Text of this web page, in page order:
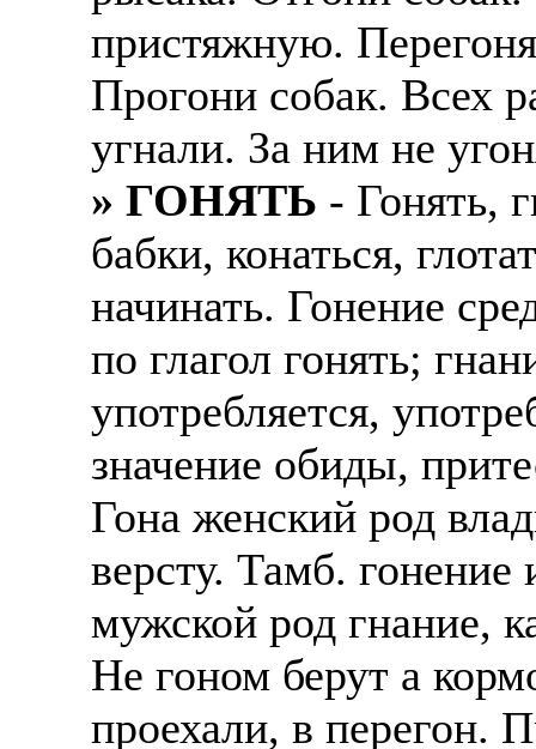
пристяжную.
Прогони собак. Всех
угнали. За ним не
» ГОНЯТЬ - Гонять,
бабки, конаться,
начинать. Гонение
по глагол гонять;
употребляется,
значение обиды,
Гона женский род
версту. Тамб.
мужской род гнание,
Не гоном берут а
проехали, в перегон.